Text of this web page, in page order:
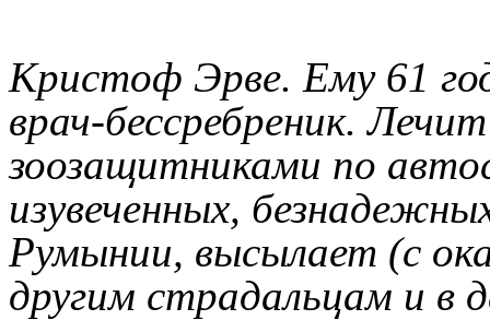
Кристоф Эрве. Ему 61
врач-бессребреник.
зоозащитниками по
изувеченных,
Румынии, высылает (с
другим страдальцам и в